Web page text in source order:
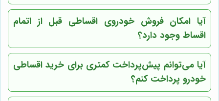
آیا امکان فروش خودروی اقساطی قبل از اتمام
اقساط وجود دارد؟
آیا می‌توانم پیش‌پرداخت کمتری برای خرید اقساطی
خودرو پرداخت کنم؟